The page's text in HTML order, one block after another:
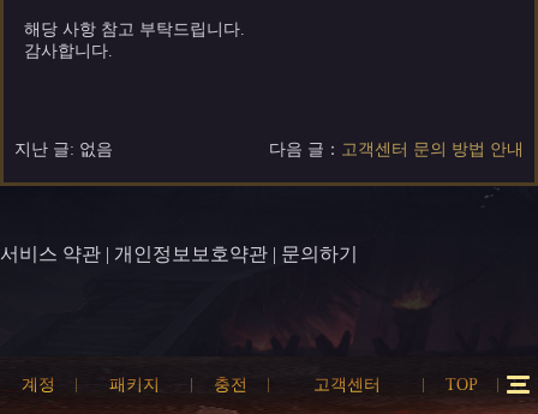
해당 사항 참고 부탁드립니다.
감사합니다.
지난 글: 없음 다음 글： 고객센터 문의 방법 안내
서비스 약관 | 개인정보보호약관 | 문의하기
계정 패키지 충전 고객센터 TOP 12